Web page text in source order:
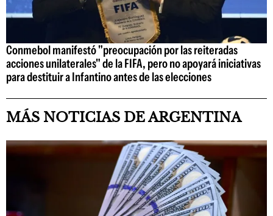
Conmebol manifestó "preocupación por las reiteradas
acciones unilaterales" de la FIFA, pero no apoyará iniciativas
para destituir a Infantino antes de las elecciones
MÁS NOTICIAS DE ARGENTINA